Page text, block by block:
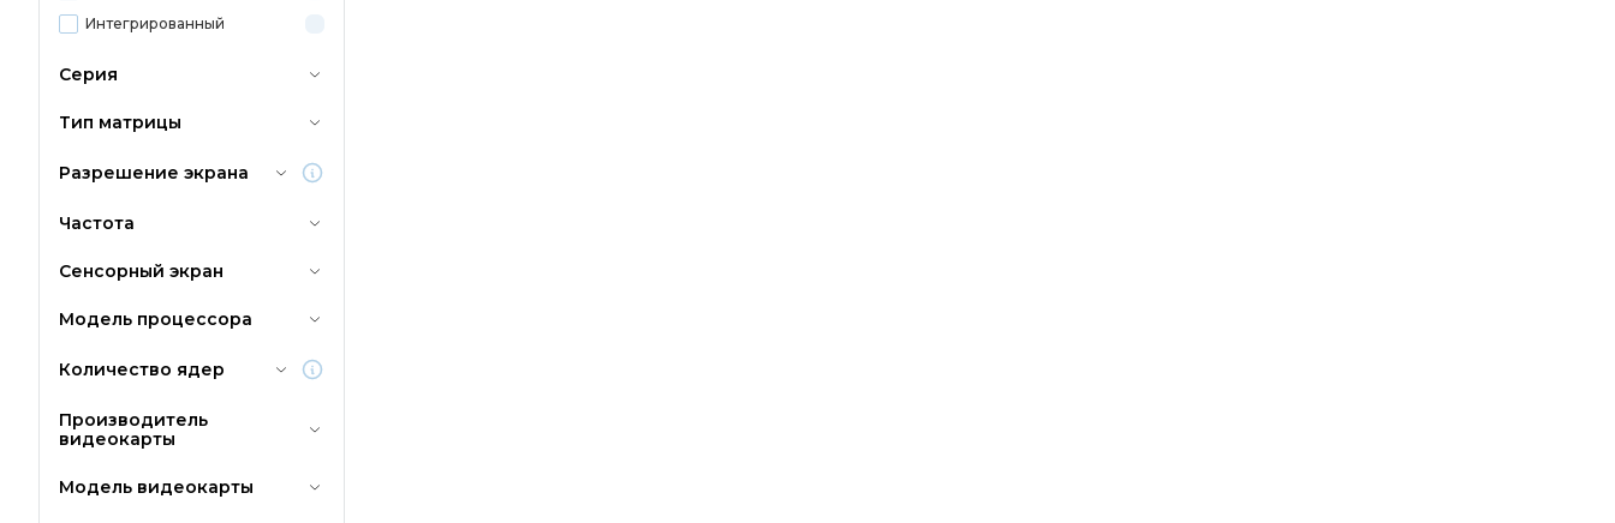
Интегрированный
Серия
Тип матрицы
Разрешение экрана
Частота
Сенсорный экран
Модель процессора
Количество ядер
Производитель
видеокарты
Модель видеокарты